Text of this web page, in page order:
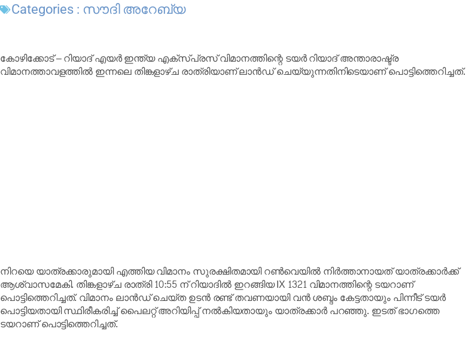
Categories : സൗദി അറേബ്യ
കോഴിക്കോട് – റിയാദ് എയർ ഇന്ത്യ എക്സ്പ്രസ് വിമാനത്തിന്റെ ടയർ റിയാദ് അന്താരാഷ്ട്ര
വിമാനത്താവളത്തിൽ ഇന്നലെ തിങ്കളാഴ്ച രാത്രിയാണ് ലാൻഡ് ചെയ്യുന്നതിനിടെയാണ് പൊട്ടിത്തെറിച്ചത്.
നിറയെ യാത്രക്കാരുമായി എത്തിയ വിമാനം സുരക്ഷിതമായി റൺവെയിൽ നിർത്താനായത് യാത്രക്കാർക്ക്
ആശ്വാസമേകി. തിങ്കളാഴ്ച രാത്രി 10:55 ന് റിയാദിൽ ഇറങ്ങിയ IX 1321 വിമാനത്തിന്റെ ടയറാണ്
പൊട്ടിത്തെറിച്ചത്. വിമാനം ലാൻഡ് ചെയ്ത ഉടൻ രണ്ട് തവണയായി വൻ ശബ്ദം കേട്ടതായും പിന്നീട് ടയർ
പൊട്ടിയതായി സ്ഥിരീകരിച്ച് പൈലറ്റ് അറിയിപ്പ് നൽകിയതായും യാത്രക്കാർ പറഞ്ഞു. ഇടത് ഭാഗത്തെ
ടയറാണ് പൊട്ടിത്തെറിച്ചത്.